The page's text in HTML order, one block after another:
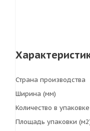
Страна производства
Ширина (мм)
Количество в
Площадь упаковки